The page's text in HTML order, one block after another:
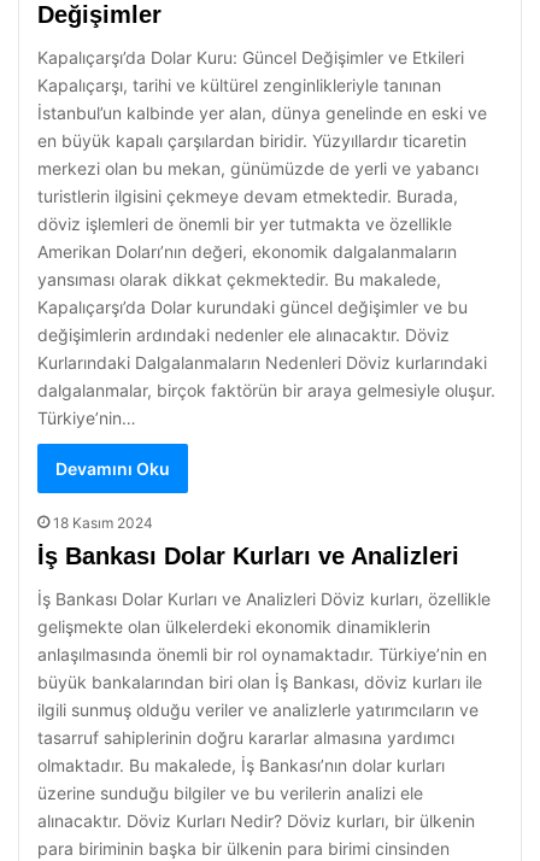
Değişimler
Kapalıçarşı’da Dolar Kuru: Güncel Değişimler ve Etkileri
Kapalıçarşı, tarihi ve kültürel zenginlikleriyle tanınan
İstanbul’un kalbinde yer alan, dünya genelinde en eski ve
en büyük kapalı çarşılardan biridir. Yüzyıllardır ticaretin
merkezi olan bu mekan, günümüzde de yerli ve yabancı
turistlerin ilgisini çekmeye devam etmektedir. Burada,
döviz işlemleri de önemli bir yer tutmakta ve özellikle
Amerikan Doları’nın değeri, ekonomik dalgalanmaların
yansıması olarak dikkat çekmektedir. Bu makalede,
Kapalıçarşı’da Dolar kurundaki güncel değişimler ve bu
değişimlerin ardındaki nedenler ele alınacaktır. Döviz
Kurlarındaki Dalgalanmaların Nedenleri Döviz kurlarındaki
dalgalanmalar, birçok faktörün bir araya gelmesiyle oluşur.
Türkiye’nin…
Devamını Oku
18 Kasım 2024
İş Bankası Dolar Kurları ve Analizleri
İş Bankası Dolar Kurları ve Analizleri Döviz kurları, özellikle
gelişmekte olan ülkelerdeki ekonomik dinamiklerin
anlaşılmasında önemli bir rol oynamaktadır. Türkiye’nin en
büyük bankalarından biri olan İş Bankası, döviz kurları ile
ilgili sunmuş olduğu veriler ve analizlerle yatırımcıların ve
tasarruf sahiplerinin doğru kararlar almasına yardımcı
olmaktadır. Bu makalede, İş Bankası’nın dolar kurları
üzerine sunduğu bilgiler ve bu verilerin analizi ele
alınacaktır. Döviz Kurları Nedir? Döviz kurları, bir ülkenin
para biriminin başka bir ülkenin para birimi cinsinden